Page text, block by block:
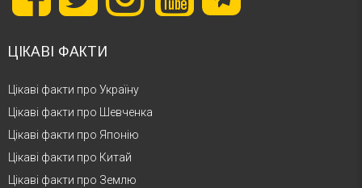
ЦІКАВІ ФАКТИ
Цікаві факти про Україну
Цікаві факти про Шевченка
Цікаві факти про Японію
Цікаві факти про Китай
Цікаві факти про Землю